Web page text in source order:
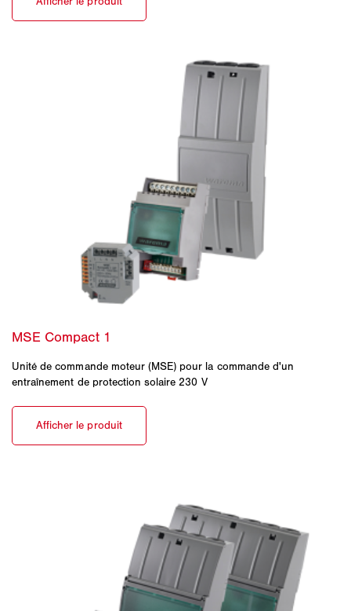
Unité de commande moteur (MSE) pour la commande d'un
entraînement de protection solaire 230 V